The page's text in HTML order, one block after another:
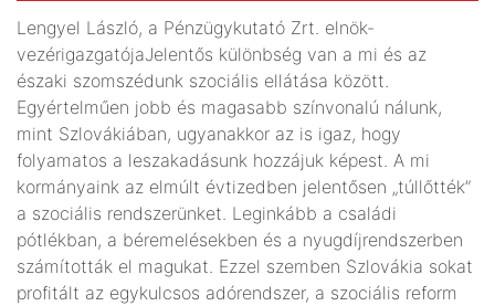
Lengyel László, a Pénzügykutató Zrt. elnök-
vezérigazgatójaJelentős különbség van a mi és az
északi szomszédunk szociális ellátása között.
Egyértelműen jobb és magasabb színvonalú nálunk,
mint Szlovákiában, ugyanakkor az is igaz, hogy
folyamatos a leszakadásunk hozzájuk képest. A mi
kormányaink az elmúlt évtizedben jelentősen „túllőtték”
a szociális rendszerünket. Leginkább a családi
pótlékban, a béremelésekben és a nyugdíjrendszerben
számították el magukat. Ezzel szemben Szlovákia sokat
profitált az egykulcsos adórendszer, a szociális reform